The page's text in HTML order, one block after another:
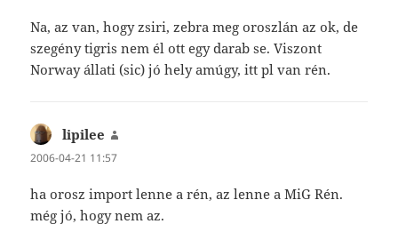
Na, az van, hogy zsiri, zebra meg oroszlán az ok, de
szegény tigris nem él ott egy darab se. Viszont
Norway állati (sic) jó hely amúgy, itt pl van rén.
lipilee
2006-04-21 11:57
ha orosz import lenne a rén, az lenne a MiG Rén.
még jó, hogy nem az.